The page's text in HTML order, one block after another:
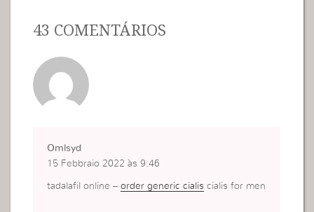
43 COMENTÁRIOS
Omlsyd
15 Febbraio 2022 às 9:46
tadalafil online –order generic cialis cialis for men